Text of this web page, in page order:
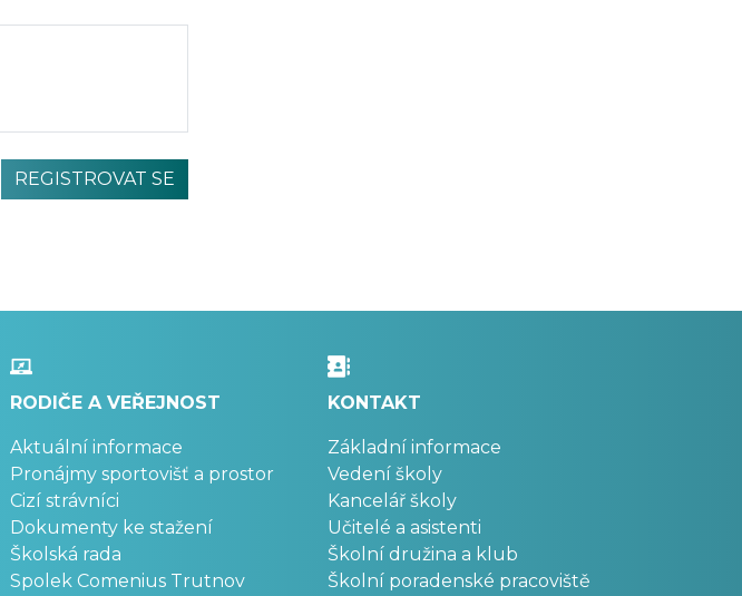
RODIČE A VEŘEJNOST
Aktuální informace
Pronájmy sportovišť a prostor
Cizí strávníci
Dokumenty ke stažení
Školská rada
Spolek Comenius Trutnov
KONTAKT
Základní informace
Vedení školy
Kancelář školy
Učitelé a asistenti
Školní družina a klub
Školní poradenské pracoviště